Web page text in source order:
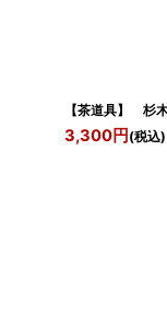
【茶道具】 杉
3,300円 (税込)